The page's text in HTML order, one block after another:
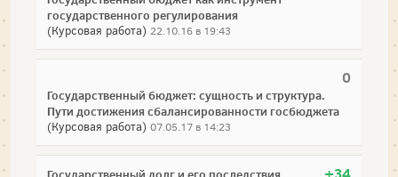
государственного регулирования
(Курсовая работа) 22.10.16 в 19:43
0
Государственный бюджет: сущность и структура.
Пути достижения сбалансированности госбюджета
(Курсовая работа) 07.05.17 в 14:23